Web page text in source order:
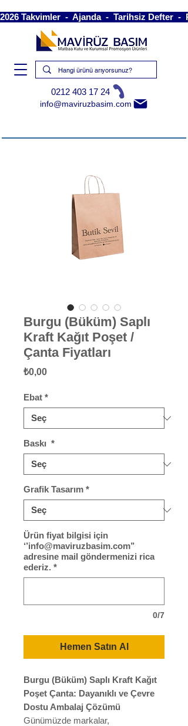
2026 Takvimler  -  Ajanda  -  Tarihsiz Defter
0212 403 17 24
info@maviruzbasim.com
Burgu (Büküm) Saplı
Kraft Kağıt Poşet /
Çanta Fiyatları
₺0,00Fiyat
Ebat *
Baskı *
Grafik Tasarım *
Ürün fiyat bilgisi için
‘’info@maviruzbasim.com’’
adresine mail göndermenizi rica
ederiz. *
0/7
Hemen Satın Al
Burgu (Büküm) Saplı Kraft Kağıt
Poşet Çanta: Dayanıklı ve Çevre
Dostu Ambalaj Çözümü
Günümüzde markalar,